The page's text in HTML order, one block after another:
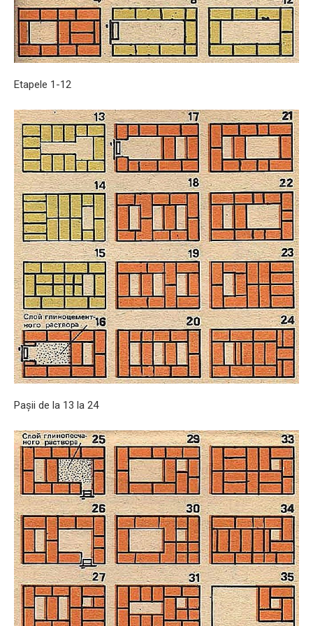
Etapele 1-12
Pașii de la 13 la 24